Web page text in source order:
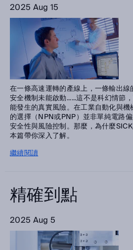
2025 Aug 15
在一條高速運轉的產線上，一條輸出
安全機制未能啟動......這不是科幻情節
能發生的真實風險。在工業自動化與
的選擇（NPN或PNP）並非單純電路
安全性與風險控制。那麼，為什麼
本篇帶你深入了解。
繼續閱讀
精確到點
2025 Aug 5